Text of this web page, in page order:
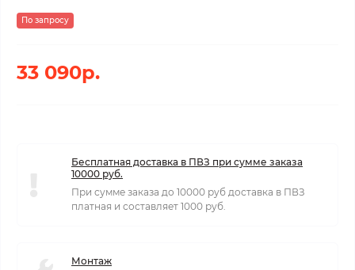
По запросу
33 090р.
Бесплатная доставка в ПВЗ при сумме заказа
10000 руб.
При сумме заказа до 10000 руб доставка в ПВЗ
платная и составляет 1000 руб.
Монтаж